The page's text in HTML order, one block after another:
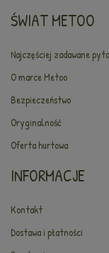
ŚWIAT METOO
Najczęściej zadawane
O marce Metoo
Bezpieczeństwo
Oryginalność
Oferta hurtowa
INFORMACJE
Kontakt
Dostawa i płatności